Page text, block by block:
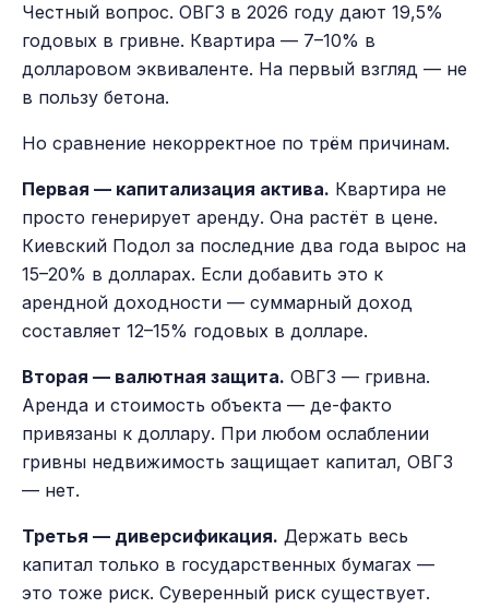
Честный вопрос. ОВГЗ в 2026 году дают 19,5%
годовых в гривне. Квартира — 7–10% в
долларовом эквиваленте. На первый взгляд — не
в пользу бетона.
Но сравнение некорректное по трём причинам.
Первая — капитализация актива. Квартира не
просто генерирует аренду. Она растёт в цене.
Киевский Подол за последние два года вырос на
15–20% в долларах. Если добавить это к
арендной доходности — суммарный доход
составляет 12–15% годовых в долларе.
Вторая — валютная защита. ОВГЗ — гривна.
Аренда и стоимость объекта — де-факто
привязаны к доллару. При любом ослаблении
гривны недвижимость защищает капитал, ОВГЗ
— нет.
Третья — диверсификация. Держать весь
капитал только в государственных бумагах —
это тоже риск. Суверенный риск существует.